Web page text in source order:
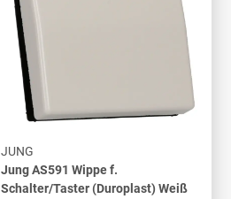
JUNG
Jung AS591 Wippe f.
Schalter/Taster (Duroplast) Weiß